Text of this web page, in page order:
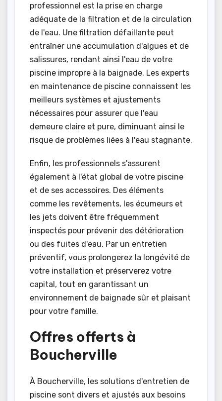
professionnel est la prise en charge
adéquate de la filtration et de la circulation
de l'eau. Une filtration défaillante peut
entraîner une accumulation d'algues et de
salissures, rendant ainsi l'eau de votre
piscine impropre à la baignade. Les experts
en maintenance de piscine connaissent les
meilleurs systèmes et ajustements
nécessaires pour assurer que l'eau
demeure claire et pure, diminuant ainsi le
risque de problèmes liées à l'eau stagnante.
Enfin, les professionnels s'assurent
également à l'état global de votre piscine
et de ses accessoires. Des éléments
comme les revêtements, les écumeurs et
les jets doivent être fréquemment
inspectés pour prévenir des détérioration
ou des fuites d'eau. Par un entretien
préventif, vous prolongerez la longévité de
votre installation et préserverez votre
capital, tout en garantissant un
environnement de baignade sûr et plaisant
pour votre famille.
Offres offerts à
Boucherville
À Boucherville, les solutions d'entretien de
piscine sont divers et ajustés aux besoins